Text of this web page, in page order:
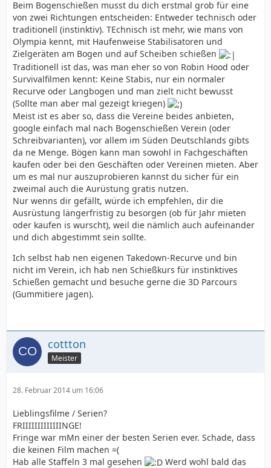
Beim Bogenschießen musst du dich erstmal grob für eine
von zwei Richtungen entscheiden: Entweder technisch oder
traditionell (instinktiv). TEchnisch ist mehr, wie mans von
Olympia kennt, mit Haufenweise Stabilisatoren und
Zielgeräten am Bogen und auf Scheiben schießen
Traditionell ist das, was man eher so von Robin Hood oder
Survivalfilmen kennt: Keine Stabis, nur ein normaler
Recurve oder Langbogen und man zielt nicht bewusst
(Sollte man aber mal gezeigt kriegen)
Meist ist es aber so, dass die Vereine beides anbieten,
google einfach mal nach Bogenschießen Verein (oder
Schreibvarianten), vor allem im Süden Deutschlands gibts
da ne Menge. Bögen kann man sowohl in Fachgeschäften
kaufen oder bei den Geschäften oder Vereinen mieten. Aber
um es mal nur auszuprobieren kannst du sicher für ein
zweimal auch die Aurüstung gratis nutzen.
Nur wenns dir gefällt, würde ich empfehlen, dir die
Ausrüstung längerfristig zu besorgen (ob für Jahr mieten
oder kaufen is wurscht), weil die nämlich auch aufeinander
und dich abgestimmt sein sollte.
Ich selbst hab nen eigenen Takedown-Recurve und bin
nicht im Verein, ich hab nen Schießkurs für instinktives
Schießen gemacht und besuche gerne die 3D Parcours
(Gummitiere jagen).
cottton
Meister
28. Februar 2014 um 16:06
Lieblingsfilme / Serien?
FRIIIIIIIIIIIIINGE!
Fringe war mMn einer der besten Serien ever. Schade, dass
die keinen Film machen =(
Hab alle Staffeln 3 mal gesehen
Werd wohl bald das